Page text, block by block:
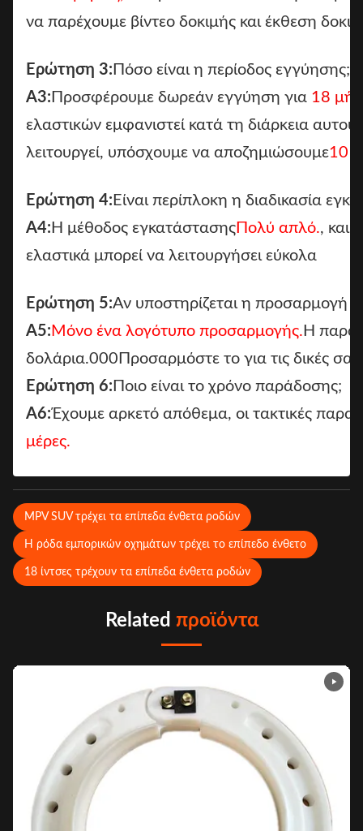
να παρέχουμε βίντεο δοκιμής και έκθεση
Ερώτηση 3: Πόσο είναι η περίοδος εγγύησης;
Α3: Προσφέρουμε δωρεάν εγγύηση για 18
ελαστικών εμφανιστεί κατά τη διάρκεια
λειτουργεί, υπόσχουμε να αποζημιώσουμε10
Ερώτηση 4: Είναι περίπλοκη η διαδικασία
Α4: Η μέθοδος εγκατάστασηςΠολύ απλό., και
ελαστικά μπορεί να λειτουργήσει εύκολα
Ερώτηση 5:Αν υποστηρίζεται η προσαρμογή
Α5: Μόνο ένα λογότυπο προσαρμογής. Η
δολάρια.000Προσαρμόστε το για τις δικές σας
Ερώτηση 6: Ποιο είναι το χρόνο παράδοσης;
Α6:Έχουμε αρκετό απόθεμα, οι τακτικές
μέρες.
MPV SUV τρέχει τα επίπεδα ένθετα ροδών
Η ρόδα εμπορικών οχημάτων τρέχει το επίπεδο ένθετο
18 ίντσες τρέχουν τα επίπεδα ένθετα ροδών
Related προϊόντα